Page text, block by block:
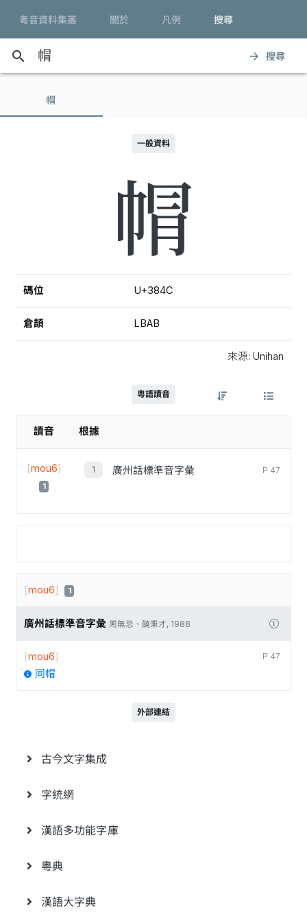
粵音資料集叢 關於 凡例 搜尋
search arrow_forward 搜尋
㡌
一般資料
㡌
碼位 U+384C
倉頡 LBAB
來源: Unihan
粵語讀音
讀音 根據
[mou6]
1
廣州話標準音字彙 P.47
[mou6] 1
廣州話標準音字彙 周無忌、饒秉才, 1988
P.47
[mou6]
同帽
外部連結
古今文字集成
字統網
漢語多功能字庫
粵典
漢語大字典